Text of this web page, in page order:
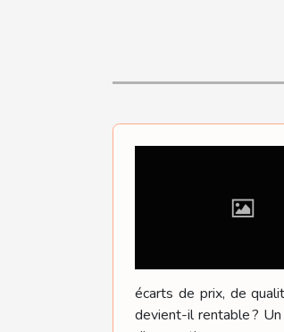
écarts de prix, de
devient-il rentable ?